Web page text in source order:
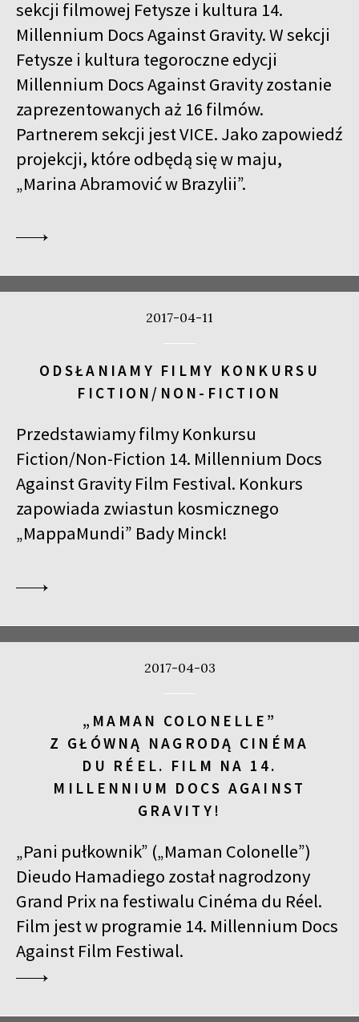
sekcji filmowej Fetysze i kultura 14.
Millennium Docs Against Gravity. W sekcji
Fetysze i kultura tegoroczne edycji
Millennium Docs Against Gravity zostanie
zaprezentowanych aż 16 filmów.
Partnerem sekcji jest VICE. Jako zapowiedź
projekcji, które odbędą się w maju,
„Marina Abramović w Brazylii”.
2017-04-11
ODSŁANIAMY FILMY KONKURSU
FICTION/NON-FICTION
Przedstawiamy filmy Konkursu
Fiction/Non-Fiction 14. Millennium Docs
Against Gravity Film Festival. Konkurs
zapowiada zwiastun kosmicznego
„MappaMundi” Bady Minck!
2017-04-03
„MAMAN COLONELLE”
Z GŁÓWNĄ NAGRODĄ CINÉMA
DU RÉEL. FILM NA 14.
MILLENNIUM DOCS AGAINST
GRAVITY!
„Pani pułkownik” („Maman Colonelle”)
Dieudo Hamadiego został nagrodzony
Grand Prix na festiwalu Cinéma du Réel.
Film jest w programie 14. Millennium Docs
Against Film Festiwal.